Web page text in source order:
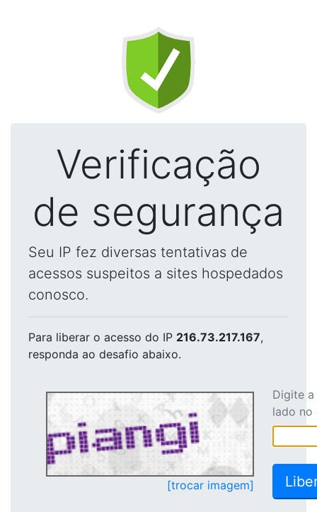
Verificação
de segurança
Seu IP fez diversas tentativas de
acessos suspeitos a sites hospedados
conosco.
Para liberar o acesso do IP 216.73.217.167,
responda ao desafio abaixo.
[trocar imagem]
Digite
lado no